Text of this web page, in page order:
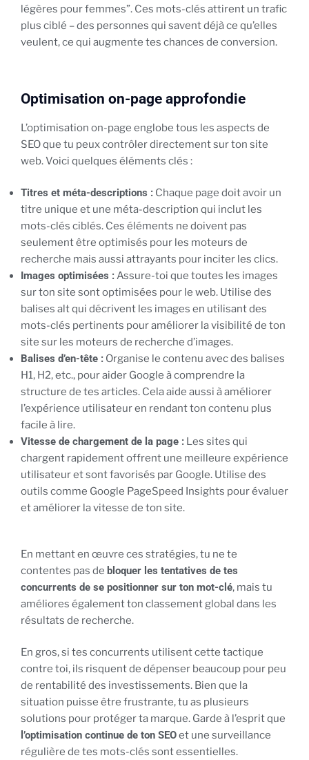
légères pour femmes”. Ces mots-clés attirent un trafic
plus ciblé – des personnes qui savent déjà ce qu’elles
veulent, ce qui augmente tes chances de conversion.
Optimisation on-page approfondie
L’optimisation on-page englobe tous les aspects de
SEO que tu peux contrôler directement sur ton site
web. Voici quelques éléments clés :
Titres et méta-descriptions : Chaque page doit avoir un
titre unique et une méta-description qui inclut les
mots-clés ciblés. Ces éléments ne doivent pas
seulement être optimisés pour les moteurs de
recherche mais aussi attrayants pour inciter les clics.
Images optimisées :Assure-toi que toutes les images
sur ton site sont optimisées pour le web. Utilise des
balises alt qui décrivent les images en utilisant des
mots-clés pertinents pour améliorer la visibilité de ton
site sur les moteurs de recherche d’images.
Balises d’en-tête : Organise le contenu avec des balises
H1, H2, etc., pour aider Google à comprendre la
structure de tes articles. Cela aide aussi à améliorer
l’expérience utilisateur en rendant ton contenu plus
facile à lire.
Vitesse de chargement de la page : Les sites qui
chargent rapidement offrent une meilleure expérience
utilisateur et sont favorisés par Google. Utilise des
outils comme Google PageSpeed Insights pour évaluer
et améliorer la vitesse de ton site.
En mettant en œuvre ces stratégies, tu ne te
contentes pas de bloquer les tentatives de tes
concurrents de se positionner sur ton mot-clé, mais tu
améliores également ton classement global dans les
résultats de recherche.
En gros, si tes concurrents utilisent cette tactique
contre toi, ils risquent de dépenser beaucoup pour peu
de rentabilité des investissements. Bien que la
situation puisse être frustrante, tu as plusieurs
solutions pour protéger ta marque. Garde à l’esprit que
l’optimisation continue de ton SEOet une surveillance
régulière de tes mots-clés sont essentielles.